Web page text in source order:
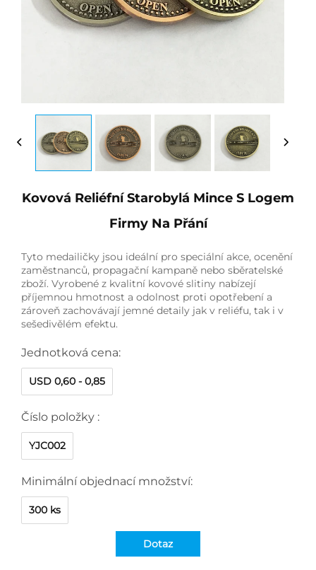
Kovová Reliéfní Starobylá Mince S Logem
Firmy Na Přání
Tyto medailičky jsou ideální pro speciální akce, ocenění
zaměstnanců, propagační kampaně nebo sběratelské
zboží. Vyrobené z kvalitní kovové slitiny nabízejí
příjemnou hmotnost a odolnost proti opotřebení a
zároveň zachovávají jemné detaily jak v reliéfu, tak i v
sešedivělém efektu.
Jednotková cena:
USD 0,60 - 0,85
Číslo položky :
YJC002
Minimální objednací množství:
300 ks
Dotaz